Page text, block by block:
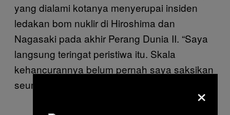
yang dialami kotanya menyerupai insiden
ledakan bom nuklir di Hiroshima dan
Nagasaki pada akhir Perang Dunia II. “Saya
langsung teringat peristiwa itu. Skala
kehancurannya belum pernah saya saksikan
seumur hidup,” ujarnya kepada wartawan. ×